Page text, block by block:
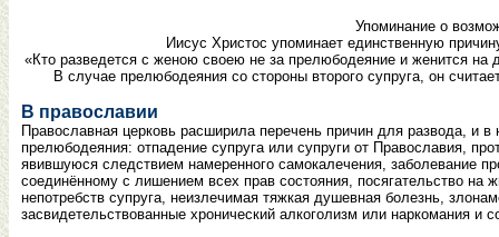
Упоминание о
Иисус Христос упоминает единственную
«Кто разведется с женою своею не за прелюбодеяние и женится
В случае прелюбодеяния со стороны второго супруга, он
В православии
Православная церковь расширила перечень причин для развода,
прелюбодеяния: отпадение супруга или супруги от Православия,
явившуюся следствием намеренного самокалечения, заболевание
соединённому с лишением всех прав состояния, посягательство на
непотребств супруга, неизлечимая тяжкая душевная болезнь,
засвидетельствованные хронический алкоголизм или наркомания и